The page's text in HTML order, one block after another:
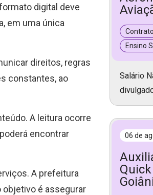
digital deve
em uma única
direitos, regras
constantes, ao
A leitura ocorre
encontrar
A prefeitura
objetivo é assegurar
Ensino
Salário
06 de